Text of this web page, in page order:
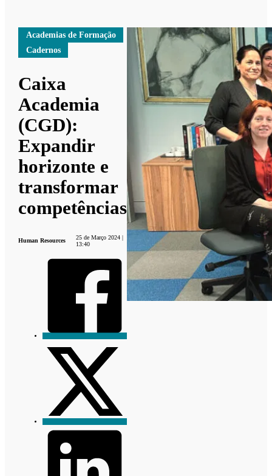
Academias de Formação
Cadernos
Caixa
Academia
(CGD):
Expandir
horizonte e
transformar
competências
Human Resources
25 de Março 2024 |
13:40